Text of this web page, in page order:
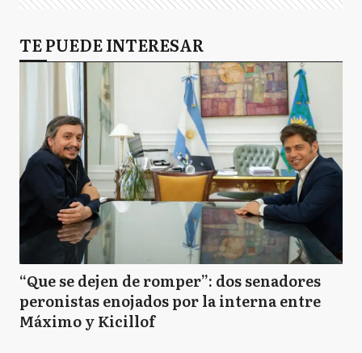
TE PUEDE INTERESAR
“Que se dejen de romper”: dos senadores
peronistas enojados por la interna entre
Máximo y Kicillof